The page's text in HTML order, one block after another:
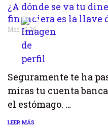
¿A dónde se va tu
financiera es la llave
Mar 22,26
Seguramente te ha
miras tu cuenta
el estómago. …
LEER MÁS